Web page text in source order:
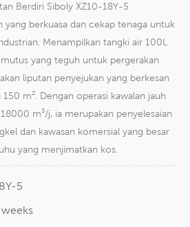
Berdiri Siboly XZ10-18Y-5
yang berkuasa dan cekap tenaga untuk
Menampilkan tangki air 100L
yang teguh untuk pergerakan
liputan penyejukan yang berkesan
m². Dengan operasi kawalan jauh
m³/j, ia merupakan penyelesaian
dan kawasan komersial yang besar
yang menjimatkan kos.
5
weeks